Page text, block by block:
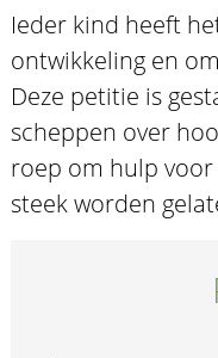
Ieder kind heeft
ontwikkeling en
Deze petitie is
scheppen over
roep om hulp
steek worden